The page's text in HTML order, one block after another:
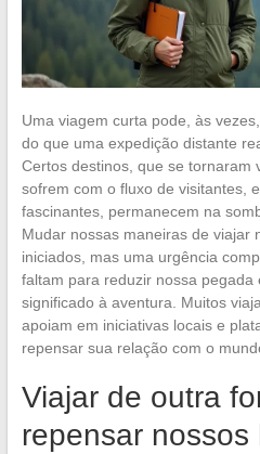
Uma viagem curta pode, às
do que uma expedição distante
Certos destinos, que se tornaram
sofrem com o fluxo de visitantes,
fascinantes, permanecem na
Mudar nossas maneiras de viajar
iniciados, mas uma urgência
faltam para reduzir nossa pegada
significado à aventura. Muitos
apoiam em iniciativas locais e
repensar sua relação com o
Viajar de outra
repensar nossos